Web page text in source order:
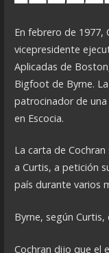
En febrero de 1977,
vicepresidente
Aplicadas de
Bigfoot de Byrne.
patrocinador de
en Escocia.
La carta de
a Curtis, a petición
país durante varios
Byrne, según
Cochran dijo que el